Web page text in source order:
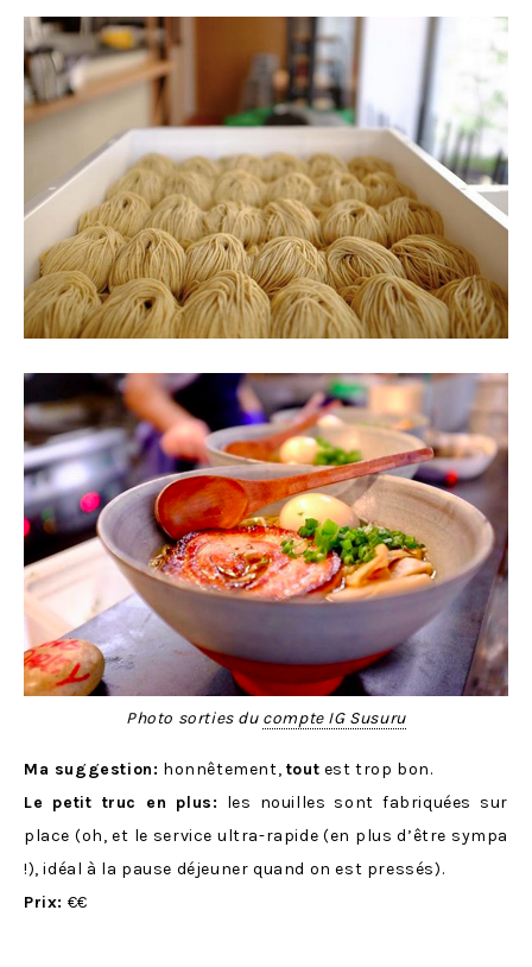
Photo sorties du compte IG Susuru
Ma suggestion: honnêtement, tout est trop bon.
Le petit truc en plus: les nouilles sont fabriquées sur
place (oh, et le service ultra-rapide (en plus d’être sympa
!), idéal à la pause déjeuner quand on est pressés).
Prix: €€